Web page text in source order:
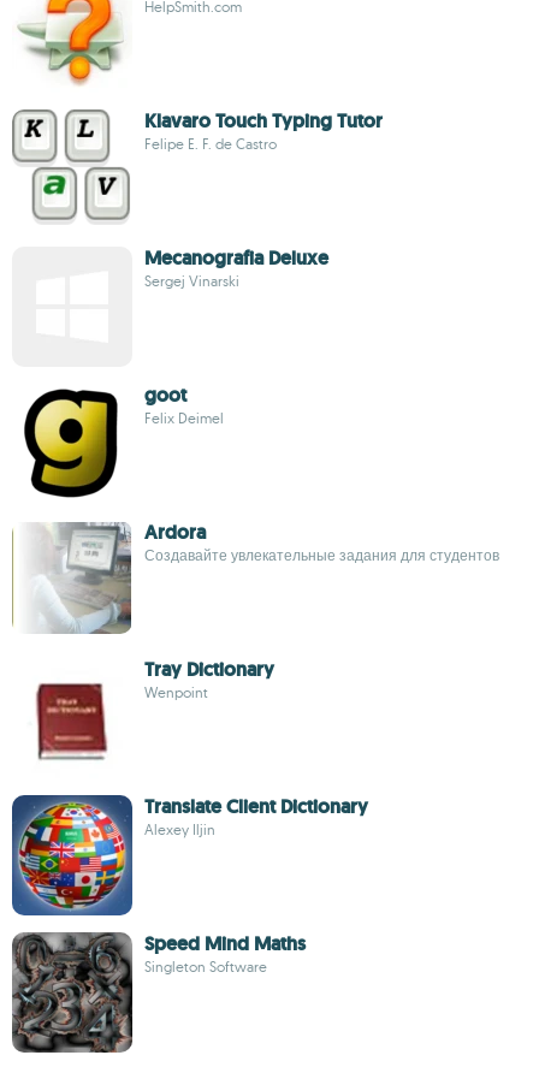
HelpSmith.com
Klavaro Touch Typing Tutor
Felipe E. F. de Castro
Mecanografia Deluxe
Sergej Vinarski
goot
Felix Deimel
Ardora
Создавайте увлекательные задания для студентов
Tray Dictionary
Wenpoint
Translate Client Dictionary
Alexey Iljin
Speed Mind Maths
Singleton Software